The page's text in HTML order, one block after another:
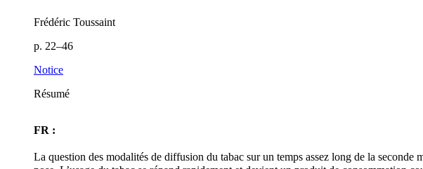
Frédéric Toussaint
p. 22–46
Notice
Résumé
FR :
La question des modalités de diffusion du tabac sur un temps assez long de la